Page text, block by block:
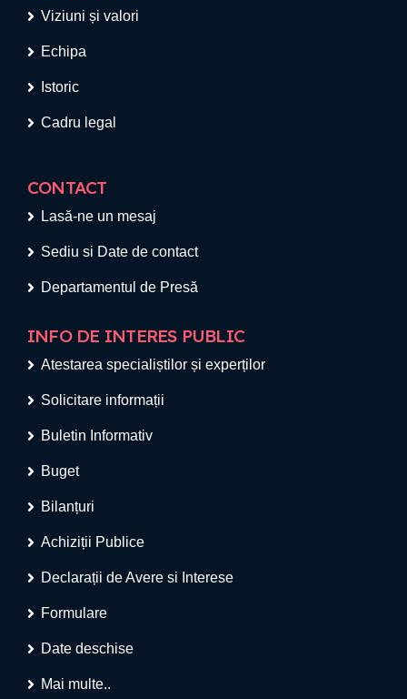
Viziuni și valori
Echipa
Istoric
Cadru legal
CONTACT
Lasă-ne un mesaj
Sediu si Date de contact
Departamentul de Presă
INFO DE INTERES PUBLIC
Atestarea specialiștilor și experților
Solicitare informații
Buletin Informativ
Buget
Bilanțuri
Achiziții Publice
Declarații de Avere si Interese
Formulare
Date deschise
Mai multe..